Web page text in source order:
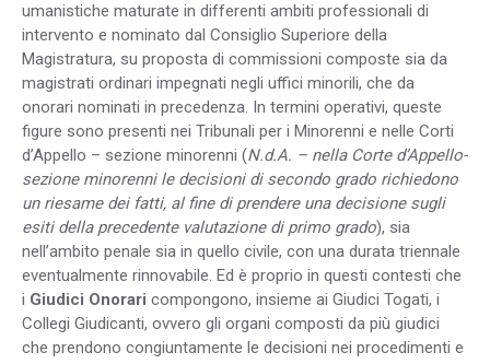
umanistiche maturate in differenti ambiti professionali di
intervento e nominato dal Consiglio Superiore della
Magistratura, su proposta di commissioni composte sia da
magistrati ordinari impegnati negli uffici minorili, che da
onorari nominati in precedenza. In termini operativi, queste
figure sono presenti nei Tribunali per i Minorenni e nelle Corti
d’Appello – sezione minorenni (N.d.A. – nella Corte d’Appello-
sezione minorenni le decisioni di secondo grado richiedono
un riesame dei fatti, al fine di prendere una decisione sugli
esiti della precedente valutazione di primo grado), sia
nell’ambito penale sia in quello civile, con una durata triennale
eventualmente rinnovabile. Ed è proprio in questi contesti che
i Giudici Onorari compongono, insieme ai Giudici Togati, i
Collegi Giudicanti, ovvero gli organi composti da più giudici
che prendono congiuntamente le decisioni nei procedimenti e